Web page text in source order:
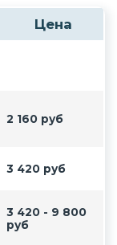
Цена
2 160 руб
3 420 руб
3 420 - 9 800
руб